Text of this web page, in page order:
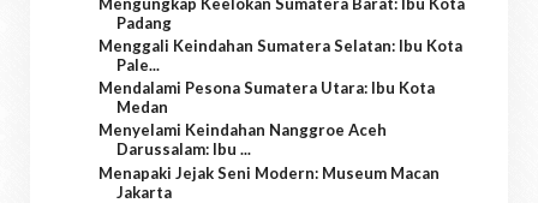
Padang
Menggali Keindahan Sumatera Selatan: Ibu Kota
Pale...
Mendalami Pesona Sumatera Utara: Ibu Kota
Medan
Menyelami Keindahan Nanggroe Aceh
Darussalam: Ibu ...
Menapaki Jejak Seni Modern: Museum Macan
Jakarta